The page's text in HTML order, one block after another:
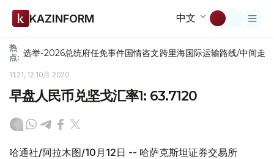
KAZINFORM 中文
热
点: 选举-2026总统府任免事件国情咨文跨里海国际运输路线/中间走廊
11:21, 12 10月 2020
早盘人民币兑坚戈汇率1: 63.7120
哈通社/阿拉木图/10月12日 -- 哈萨克斯坦证券交易所